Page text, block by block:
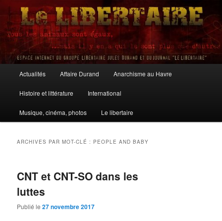
Aller
contenu
principal
Aller
contenu
secondaire
Le Libertaire
principal
Actualités Affaire Durand Anarchisme au Havre
Histoire et littérature International
Musique, cinéma, photos Le libertaire
ARCHIVES PAR MOT-CLÉ : PEOPLE AND BABY
CNT et CNT-SO dans les
luttes
Publié le27 novembre 2017